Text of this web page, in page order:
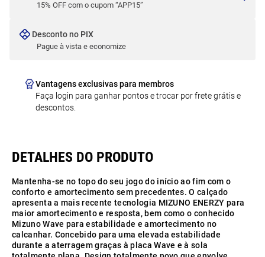
15% OFF com o cupom “APP15”
Desconto no PIX
Pague à vista e economize
Vantagens exclusivas para membros
Faça login para ganhar pontos e trocar por frete grátis e
descontos.
Mantenha-se no topo do seu jogo do início ao fim com o
conforto e amortecimento sem precedentes. O calçado
apresenta a mais recente tecnologia MIZUNO ENERZY para
maior amortecimento e resposta, bem como o conhecido
Mizuno Wave para estabilidade e amortecimento no
calcanhar. Concebido para uma elevada estabilidade
durante a aterragem graças à placa Wave e à sola